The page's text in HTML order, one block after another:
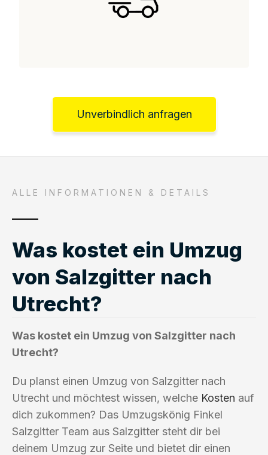
Unverbindlich anfragen
ALLE INFORMATIONEN & DETAILS
Was kostet ein Umzug
von Salzgitter nach
Utrecht?
Was kostet ein Umzug von Salzgitter nach
Utrecht?
Du planst einen Umzug von Salzgitter nach
Utrecht und möchtest wissen, welche Kosten auf
dich zukommen? Das Umzugskönig Finkel
Salzgitter Team aus Salzgitter steht dir bei
deinem Umzug zur Seite und bietet dir einen